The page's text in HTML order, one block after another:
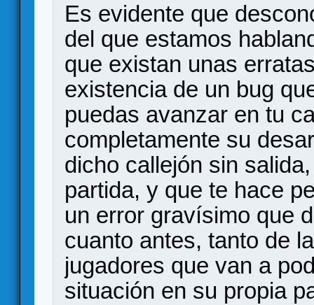
Es evidente que
del que estamos
que existan unas
existencia de un bug
puedas avanzar en tu
completamente su
dicho callejón sin
partida, y que te hace
un error gravísimo que
cuanto antes, tanto de
jugadores que van a
situación en su propia